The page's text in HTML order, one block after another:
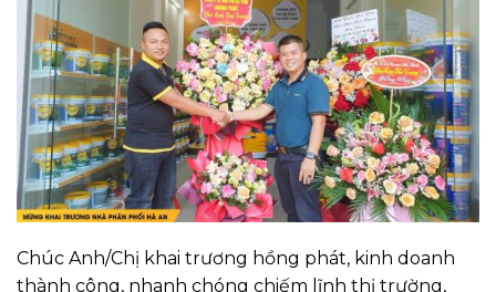
Chúc Anh/Chị khai trương hồng phát, kinh doanh
thành công, nhanh chóng chiếm lĩnh thị trường,